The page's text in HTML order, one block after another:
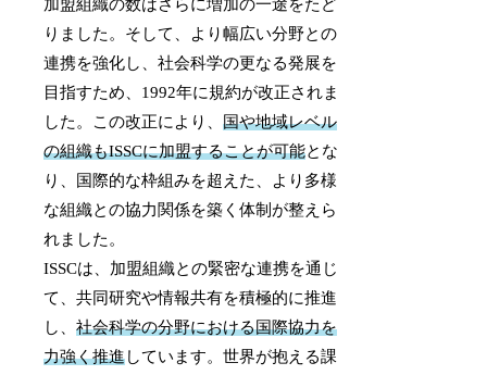
加盟組織の数はさらに増加の一途をたど
りました。そして、より幅広い分野との
連携を強化し、社会科学の更なる発展を
目指すため、1992年に規約が改正されま
した。この改正により、国や地域レベル
の組織もISSCに加盟することが可能とな
り、国際的な枠組みを超えた、より多様
な組織との協力関係を築く体制が整えら
れました。
ISSCは、加盟組織との緊密な連携を通じ
て、共同研究や情報共有を積極的に推進
し、社会科学の分野における国際協力を
力強く推進しています。世界が抱える課